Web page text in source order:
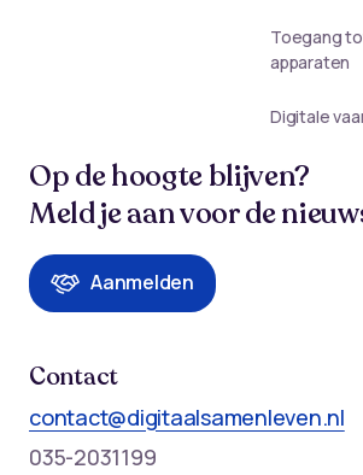
Toegang
apparaten
Digitale
Op de hoogte blijven?
Meld je aan voor de
Aanmelden
Contact
contact@digitaalsamenleven.nl
035-2031199